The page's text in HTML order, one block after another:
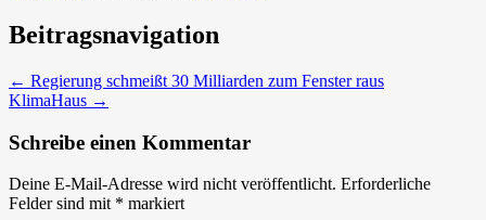
Beitragsnavigation
← Regierung schmeißt 30 Milliarden zum Fenster raus
KlimaHaus →
Schreibe einen Kommentar
Deine E-Mail-Adresse wird nicht veröffentlicht. Erforderliche
Felder sind mit * markiert